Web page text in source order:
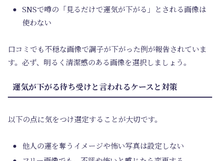
SNSで噂の「見るだけで運気が下がる」とされる画像は
使わない
口コミでも不穏な画像で調子が下がった例が報告されていま
す。必ず、明るく清潔感のある画像を選択しましょう。
運気が下がる待ち受けと言われるケースと対策
以下の点に気をつけ選定することが大切です。
他人の運を奪うイメージや怖い写真は設定しない